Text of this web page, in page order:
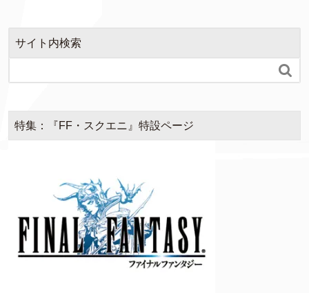
サイト内検索

特集：『FF・スクエニ』特設ページ